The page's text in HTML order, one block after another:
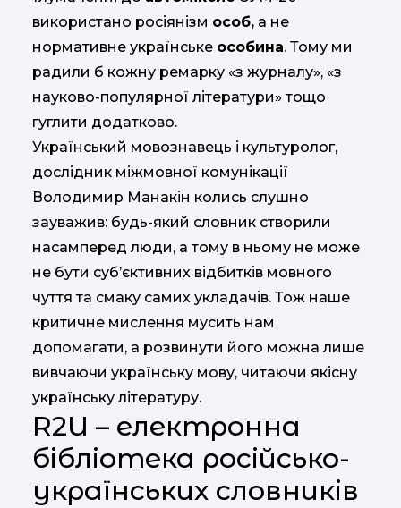
використано росіянізм особ, а не
нормативне українське особина. Тому ми
радили б кожну ремарку «з журналу», «з
науково-популярної літератури» тощо
гуглити додатково.
Український мовознавець і культуролог,
дослідник міжмовної комунікації
Володимир Манакін колись слушно
зауважив: будь-який словник створили
насамперед люди, а тому в ньому не може
не бути суб’єктивних відбитків мовного
чуття та смаку самих укладачів. Тож наше
критичне мислення мусить нам
допомагати, а розвинути його можна лише
вивчаючи українську мову, читаючи якісну
українську літературу.
R2U – електронна
бібліотека російсько-
українських словників